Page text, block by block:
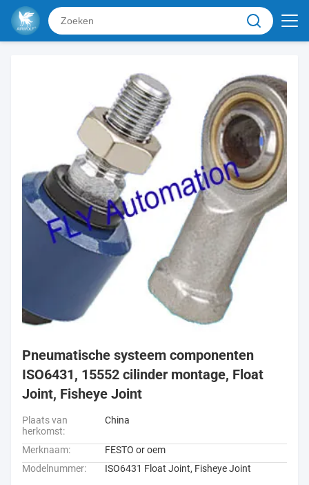
Pneumatische systeem componenten
ISO6431, 15552 cilinder montage, Float
Joint, Fisheye Joint
Plaats van
herkomst:
China
Merknaam:
FESTO or oem
Modelnummer:
ISO6431 Float Joint, Fisheye Joint